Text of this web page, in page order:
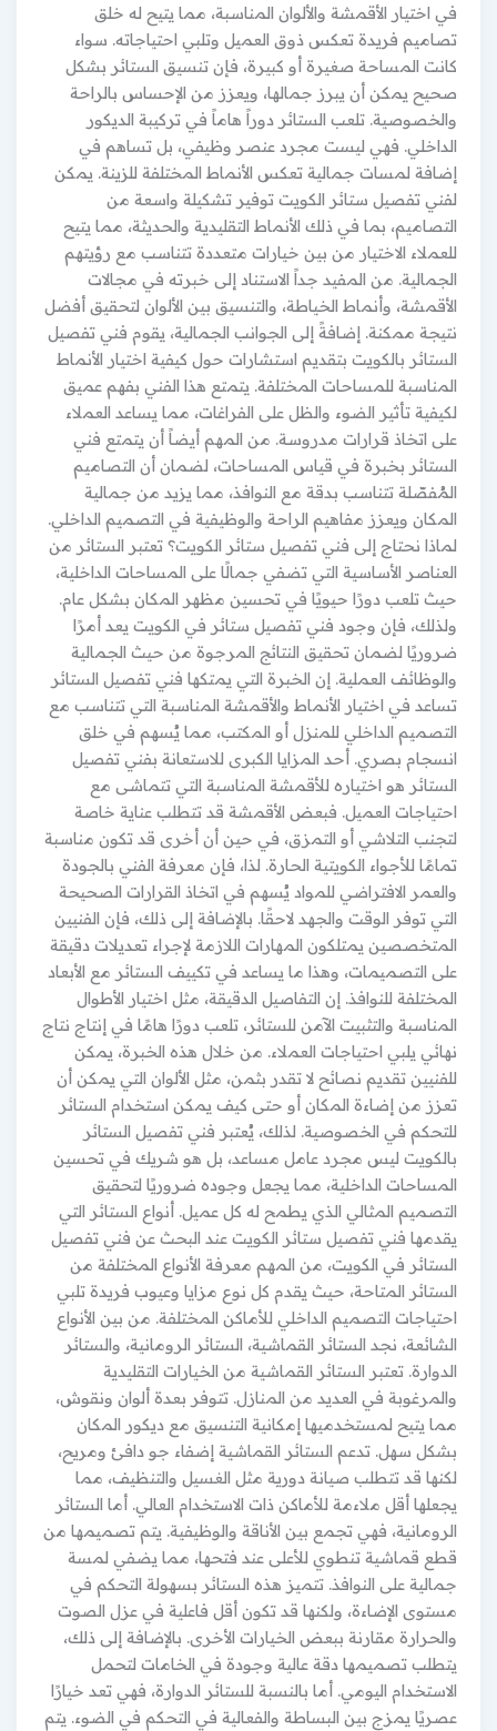
في اختيار الأقمشة والألوان المناسبة، مما يتيح له خلق
تصاميم فريدة تعكس ذوق العميل وتلبي احتياجاته. سواء
كانت المساحة صغيرة أو كبيرة، فإن تنسيق الستائر بشكل
صحيح يمكن أن يبرز جمالها، ويعزز من الإحساس بالراحة
والخصوصية. تلعب الستائر دوراً هاماً في تركيبة الديكور
الداخلي. فهي ليست مجرد عنصر وظيفي، بل تساهم في
إضافة لمسات جمالية تعكس الأنماط المختلفة للزينة. يمكن
لفني تفصيل ستائر الكويت توفير تشكيلة واسعة من
التصاميم، بما في ذلك الأنماط التقليدية والحديثة، مما يتيح
للعملاء الاختيار من بين خيارات متعددة تتناسب مع رؤيتهم
الجمالية. من المفيد جداً الاستناد إلى خبرته في مجالات
الأقمشة، وأنماط الخياطة، والتنسيق بين الألوان لتحقيق أفضل
نتيجة ممكنة. إضافةً إلى الجوانب الجمالية، يقوم فني تفصيل
الستائر بالكويت بتقديم استشارات حول كيفية اختيار الأنماط
المناسبة للمساحات المختلفة. يتمتع هذا الفني بفهم عميق
لكيفية تأثير الضوء والظل على الفراغات، مما يساعد العملاء
على اتخاذ قرارات مدروسة. من المهم أيضاً أن يتمتع فني
الستائر بخبرة في قياس المساحات، لضمان أن التصاميم
المُفصّلة تتناسب بدقة مع النوافذ، مما يزيد من جمالية
المكان ويعزز مفاهيم الراحة والوظيفية في التصميم الداخلي.
لماذا نحتاج إلى فني تفصيل ستائر الكويت؟ تعتبر الستائر من
العناصر الأساسية التي تضفي جمالًا على المساحات الداخلية،
حيث تلعب دورًا حيويًا في تحسين مظهر المكان بشكل عام.
ولذلك، فإن وجود فني تفصيل ستائر في الكويت يعد أمرًا
ضروريًا لضمان تحقيق النتائج المرجوة من حيث الجمالية
والوظائف العملية. إن الخبرة التي يمتكها فني تفصيل الستائر
تساعد في اختيار الأنماط والأقمشة المناسبة التي تتناسب مع
التصميم الداخلي للمنزل أو المكتب، مما يُسهم في خلق
انسجام بصري. أحد المزايا الكبرى للاستعانة بفني تفصيل
الستائر هو اختياره للأقمشة المناسبة التي تتماشى مع
احتياجات العميل. فبعض الأقمشة قد تتطلب عناية خاصة
لتجنب التلاشي أو التمزق، في حين أن أخرى قد تكون مناسبة
تمامًا للأجواء الكويتية الحارة. لذا، فإن معرفة الفني بالجودة
والعمر الافتراضي للمواد يُسهم في اتخاذ القرارات الصحيحة
التي توفر الوقت والجهد لاحقًا. بالإضافة إلى ذلك، فإن الفنيين
المتخصصين يمتلكون المهارات اللازمة لإجراء تعديلات دقيقة
على التصميمات، وهذا ما يساعد في تكييف الستائر مع الأبعاد
المختلفة للنوافذ. إن التفاصيل الدقيقة، مثل اختيار الأطوال
المناسبة والتثبيت الآمن للستائر، تلعب دورًا هامًا في إنتاج نتاج
نهائي يلبي احتياجات العملاء. من خلال هذه الخبرة، يمكن
للفنيين تقديم نصائح لا تقدر بثمن، مثل الألوان التي يمكن أن
تعزز من إضاءة المكان أو حتى كيف يمكن استخدام الستائر
للتحكم في الخصوصية. لذلك، يُعتبر فني تفصيل الستائر
بالكويت ليس مجرد عامل مساعد، بل هو شريك في تحسين
المساحات الداخلية، مما يجعل وجوده ضروريًا لتحقيق
التصميم المثالي الذي يطمح له كل عميل. أنواع الستائر التي
يقدمها فني تفصيل ستائر الكويت عند البحث عن فني تفصيل
الستائر في الكويت، من المهم معرفة الأنواع المختلفة من
الستائر المتاحة، حيث يقدم كل نوع مزايا وعيوب فريدة تلبي
احتياجات التصميم الداخلي للأماكن المختلفة. من بين الأنواع
الشائعة، نجد الستائر القماشية، الستائر الرومانية، والستائر
الدوارة. تعتبر الستائر القماشية من الخيارات التقليدية
والمرغوبة في العديد من المنازل. تتوفر بعدة ألوان ونقوش،
مما يتيح لمستخدميها إمكانية التنسيق مع ديكور المكان
بشكل سهل. تدعم الستائر القماشية إضفاء جو دافئ ومريح،
لكنها قد تتطلب صيانة دورية مثل الغسيل والتنظيف، مما
يجعلها أقل ملاءمة للأماكن ذات الاستخدام العالي. أما الستائر
الرومانية، فهي تجمع بين الأناقة والوظيفية. يتم تصميمها من
قطع قماشية تنطوي للأعلى عند فتحها، مما يضفي لمسة
جمالية على النوافذ. تتميز هذه الستائر بسهولة التحكم في
مستوى الإضاءة، ولكنها قد تكون أقل فاعلية في عزل الصوت
والحرارة مقارنة ببعض الخيارات الأخرى. بالإضافة إلى ذلك،
يتطلب تصميمها دقة عالية وجودة في الخامات لتحمل
الاستخدام اليومي. أما بالنسبة للستائر الدوارة، فهي تعد خيارًا
عصريًا يمزج بين البساطة والفعالية في التحكم في الضوء. يتم